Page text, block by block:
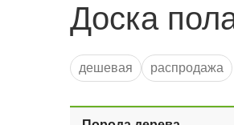
Доска
дешевая распродажа